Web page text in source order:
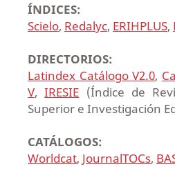
ÍNDICES:
Scielo, Redalyc, ERIHPLUS,
DIRECTORIOS:
Latindex Catálogo V2.0,
V,IRESIE (Índice de
Superior e Investigación
CATÁLOGOS:
Worldcat, JournalTOCs,